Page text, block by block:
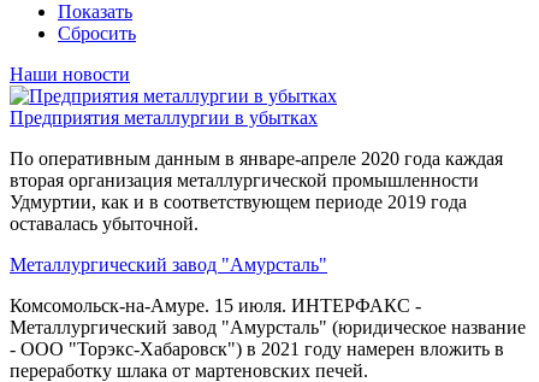
Показать
Сбросить
Наши новости
Предприятия металлургии в убытках
По оперативным данным в январе-апреле 2020 года каждая
вторая организация металлургической промышленности
Удмуртии, как и в соответствующем периоде 2019 года
оставалась убыточной.
Металлургический завод "Амурсталь"
Комсомольск-на-Амуре. 15 июля. ИНТЕРФАКС -
Металлургический завод "Амурсталь" (юридическое название
- ООО "Торэкс-Хабаровск") в 2021 году намерен вложить в
переработку шлака от мартеновских печей.